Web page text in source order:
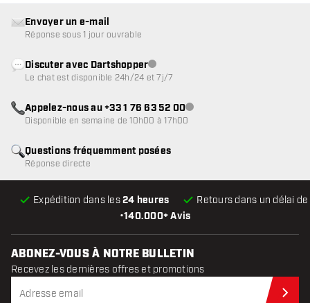
•140.000+ Avis
Expédition dans les24 heures Retours dans un délai de
Questions fréquemment posées
Réponse directe
Envoyer un e-mail
Réponse sous 1 jour ouvrable
Discuter avec DartshopperService client indisponible
Le chat est disponible 24h/24 et 7j/7
Appelez-nous au +33 1 76 63 52 00Service client indisponible
Disponible en semaine de 10h00 à 17h00
ABONEZ-VOUS À NOTRE BULLETIN
Recevez les dernières offres et promotions